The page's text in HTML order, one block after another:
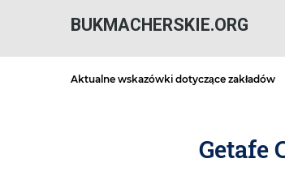
BUKMACHERSKIE.ORG
Aktualne wskazówki dotyczące zakładów
Getafe